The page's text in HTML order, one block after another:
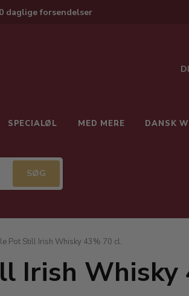
daglige forsendelser
SPECIALØL MED MERE DANSK
Pot Still Irish Whisky 43% 70 cl.
Irish Whisky